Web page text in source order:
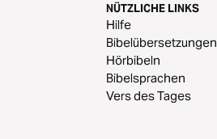
NÜTZLICHE LINKS
Hilfe
Bibelübersetzungen
Hörbibeln
Bibelsprachen
Vers des Tages